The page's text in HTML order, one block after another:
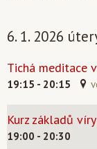
6. 1. 2026
Tichá meditace
19:15 - 20:15
Kurz základů víry
19:00 - 20:30